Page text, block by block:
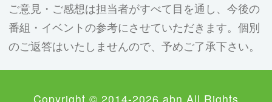
ご意見・ご感想は担当者がすべて目を通し、今後の
番組・イベントの参考にさせていただきます。個別
のご返答はいたしませんので、予めご了承下さい。
Copyright © 2014-2026 abn All Rights